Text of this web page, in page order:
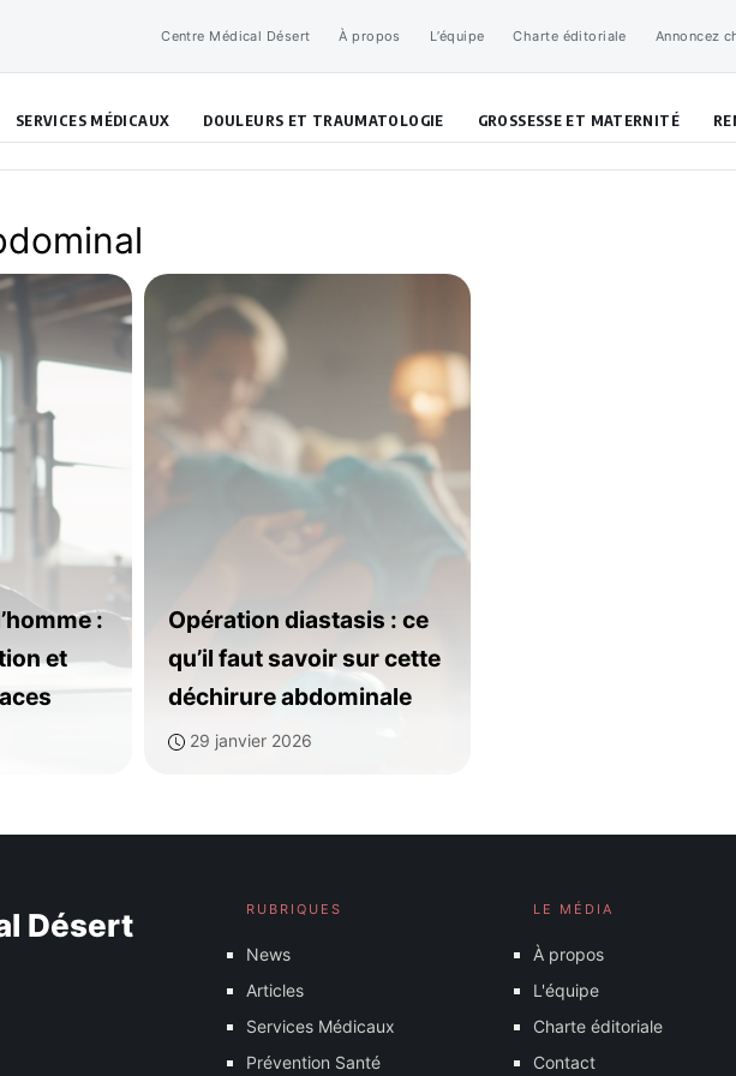
Centre Médical Désert À propos L’équipe Charte éditoriale Annoncez
SERVICES MÉDICAUX DOULEURS ET TRAUMATOLOGIE GROSSESSE ET MATERNITÉ
:
et
Opération diastasis : ce
qu’il faut savoir sur cette
déchirure abdominale
29 janvier 2026
Désert RUBRIQUES
News
Articles
Services Médicaux
Prévention Santé
LE MÉDIA
À propos
L'équipe
Charte éditoriale
Contact